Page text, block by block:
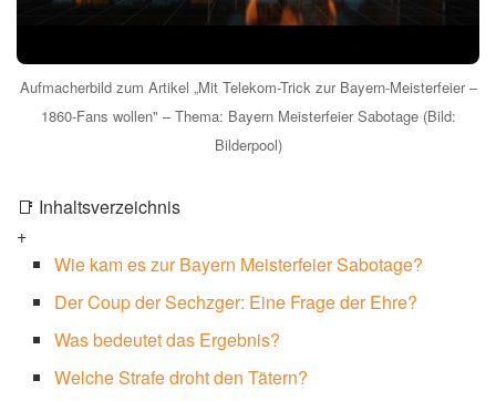
Aufmacherbild zum Artikel „Mit Telekom-Trick zur Bayern-Meisterfeier –
1860-Fans wollen" – Thema: Bayern Meisterfeier Sabotage (Bild:
Bilderpool)
📑 Inhaltsverzeichnis
+
Wie kam es zur Bayern Meisterfeier Sabotage?
Der Coup der Sechzger: Eine Frage der Ehre?
Was bedeutet das Ergebnis?
Welche Strafe droht den Tätern?